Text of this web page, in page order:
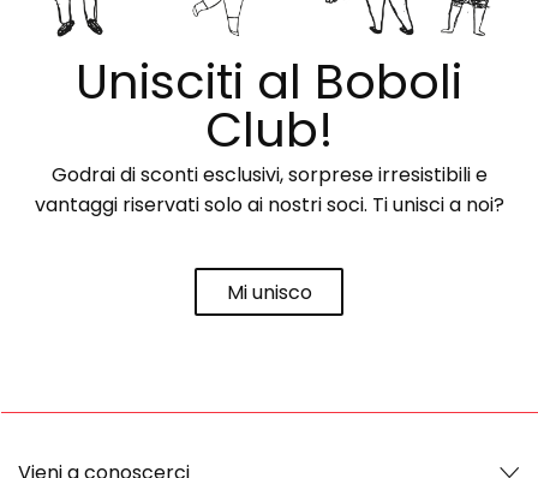
Unisciti al Boboli
Club!
Godrai di sconti esclusivi, sorprese irresistibili e
vantaggi riservati solo ai nostri soci. Ti unisci a noi?
Mi unisco